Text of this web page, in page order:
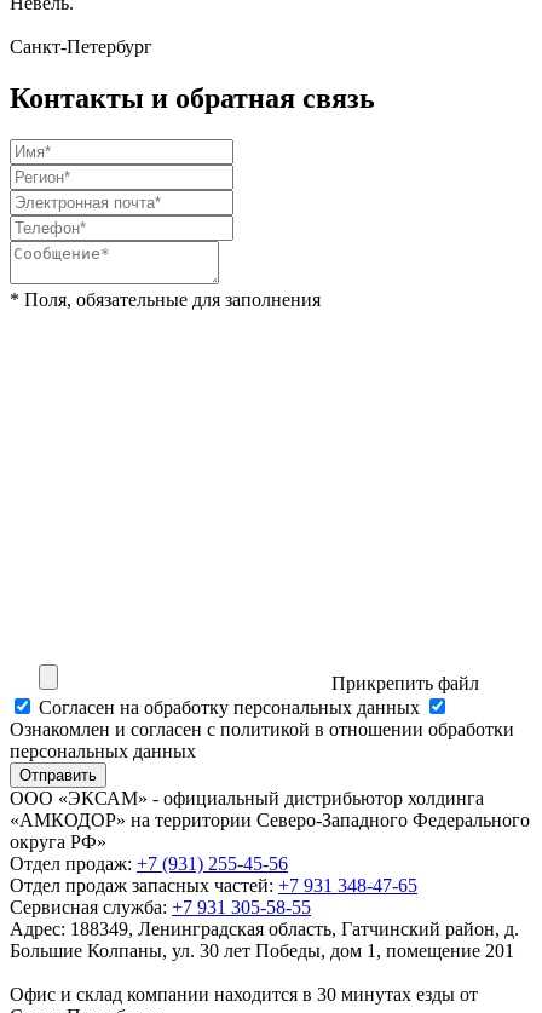
Санкт-Петербург
Контакты и обратная связь
* Поля, обязательные для заполнения
Прикрепить файл
Cогласен на обработку персональных данных
Ознакомлен и согласен с политикой в отношении обработки
персональных данных
Отправить
ООО «ЭКСАМ» - официальный дистрибьютор холдинга
«АМКОДОР» на территории Северо-Западного Федерального
округа РФ»
Отдел продаж: +7 (931) 255-45-56
Отдел продаж запасных частей: +7 931 348-47-65
Сервисная служба: +7 931 305-58-55
Адрес: 188349, Ленинградская область, Гатчинский район, д.
Большие Колпаны, ул. 30 лет Победы, дом 1, помещение 201
Офис и склад компании находится в 30 минутах езды от